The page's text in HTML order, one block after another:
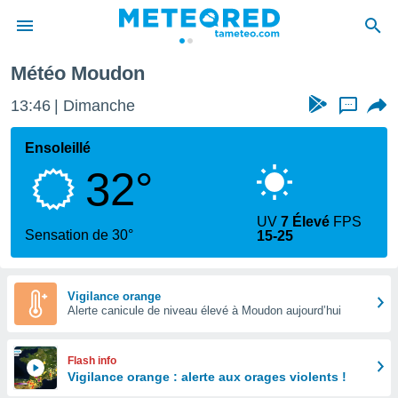
de
Météo Moudon
13:46 Dimanche ...
Ensoleillé
32°
Sensation de 30°
UV7 Élevé FPS
15-25
Vigilance orange
Alerte canicule de niveau élevé à Moudon aujourd’hui
Flash info
Vigilance orange : alerte aux orages violents !